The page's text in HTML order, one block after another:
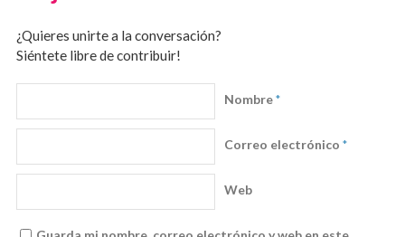
¿Quieres unirte a la conversación?
Siéntete libre de contribuir!
Nombre*
Correo electrónico *
Web